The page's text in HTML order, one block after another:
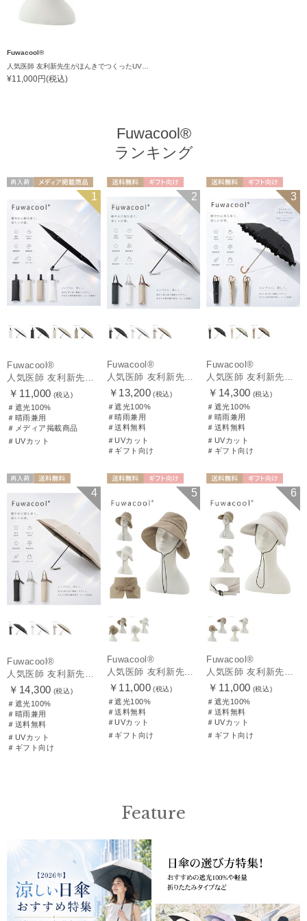
Fuwacool®
¥11,000円(税込)
Fuwacool®
ランキング
メディア掲載商 1
Fuwacool®
人気医師 友利新先生がほんきで作った”絶対に忘れない誰でも日傘”ワンタッチ開閉日傘【晴雨兼用折りたたみ日傘】フワクール® (Fuwacool®) 雨の日OK 軽量 遮光100% UV100％
￥11,000 (税込)
＃遮光100%
＃晴雨兼用
＃メディア掲載商品
＃UVカット
ギフト向け
2
Fuwacool®
人気医師 友利新先生がほんきで作った”絶対に忘れない誰でも日傘” 50【晴雨兼用折りたたみ日傘】フワクール® (Fuwacool®) 雨の日OK 軽量 遮光100% UV100%
￥13,200 (税込)
＃遮光100%
＃晴雨兼用
＃送料無料
＃UVカット
＃ギフト向け
ギフト向け
WOMEN
3
Fuwacool®
人気医師 友利新先生がほんきで作った”絶対に忘れない誰でも日傘” エレガント派のバンブーフリル【晴雨兼用日傘】フワクール® (Fuwacool®) 雨の日OK 軽量 遮光100% UV100％
￥14,300 (税込)
＃遮光100%
＃晴雨兼用
＃送料無料
＃UVカット
＃ギフト向け
ギフト向けUNISEX 4
Fuwacool®
￥14,300 (税込)
＃遮光100%
＃晴雨兼用
＃送料無料
＃UVカット
＃ギフト向け
ギフト向け
WOMEN
5
Fuwacool®
￥11,000 (税込)
＃遮光100%
＃送料無料
＃UVカット
＃ギフト向け
ギフト向け
WOMEN
6
Fuwacool®
￥11,000 (税込)
＃遮光100%
＃送料無料
＃UVカット
＃ギフト向け
Feature